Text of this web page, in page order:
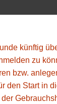
künftig
zu
bzw.
den Start in